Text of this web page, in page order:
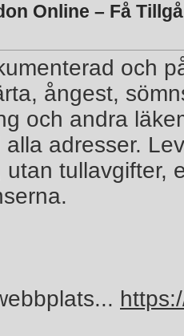
Online – Få
och
ångest,
och andra
alla adresser.
utan tullavgifter,